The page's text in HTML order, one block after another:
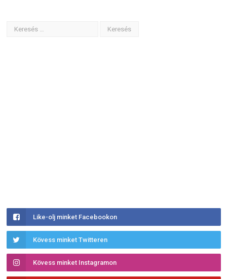
Like-olj minket Facebookon
Kövess minket Twitteren
Kövess minket Instagramon